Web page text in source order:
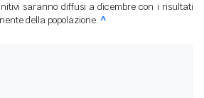
saranno diffusi a dicembre con i risultati
della popolazione. ^